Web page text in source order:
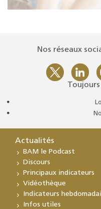
Nos réseaux
Actualités
BAM le Podcast
Discours
Principaux indicateurs
Vidéothèque
Indicateurs
Infos utiles